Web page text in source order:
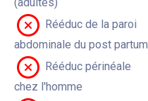
Rééduc de la paroi
abdominale du post partum
Rééduc périnéale
chez l'homme